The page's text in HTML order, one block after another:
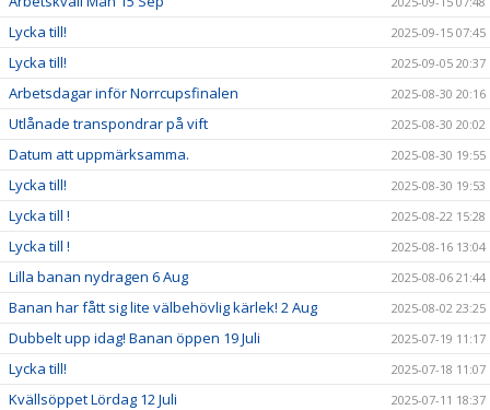
Lycka till! 2025-09-15 07:45
Lycka till! 2025-09-05 20:37
Arbetsdagar inför Norrcupsfinalen 2025-08-30 20:16
Utlånade transpondrar på vift 2025-08-30 20:02
Datum att uppmärksamma. 2025-08-30 19:55
Lycka till! 2025-08-30 19:53
Lycka till ! 2025-08-22 15:28
Lycka till ! 2025-08-16 13:04
Lilla banan nydragen 6 Aug 2025-08-06 21:44
Banan har fått sig lite välbehövlig kärlek! 2 Aug 2025-08-02 23:25
Dubbelt upp idag! Banan öppen 19 Juli 2025-07-19 11:17
Lycka till! 2025-07-18 11:07
Kvällsöppet Lördag 12 Juli 2025-07-11 18:37